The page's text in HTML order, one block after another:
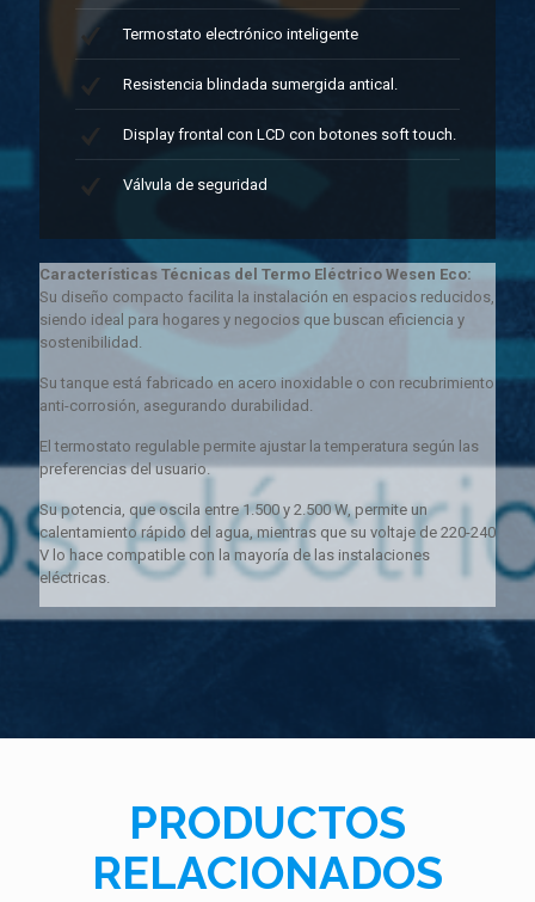
Termostato electrónico inteligente
Resistencia blindada sumergida antical.
Display frontal con LCD con botones soft touch.
Válvula de seguridad
Características Técnicas del Termo Eléctrico Wesen Eco:
Su diseño compacto facilita la instalación en espacios reducidos,
siendo ideal para hogares y negocios que buscan eficiencia y
sostenibilidad.
Su tanque está fabricado en acero inoxidable o con recubrimiento
anti-corrosión, asegurando durabilidad.
El termostato regulable permite ajustar la temperatura según las
preferencias del usuario.
Su potencia, que oscila entre 1.500 y 2.500 W, permite un
calentamiento rápido del agua, mientras que su voltaje de 220-240
V lo hace compatible con la mayoría de las instalaciones
eléctricas.
PRODUCTOS
RELACIONADOS